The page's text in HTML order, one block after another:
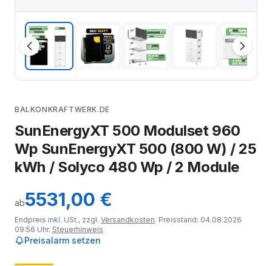
BALKONKRAFTWERK.DE
SunEnergyXT 500 Modulset 960
Wp SunEnergyXT 500 (800 W) / 25
kWh / Solyco 480 Wp / 2 Module
ab5531,00 €
Endpreis inkl. USt., zzgl. Versandkosten. Preisstand: 04.08.2026
09:56 Uhr. Steuerhinweis
Preisalarm setzen